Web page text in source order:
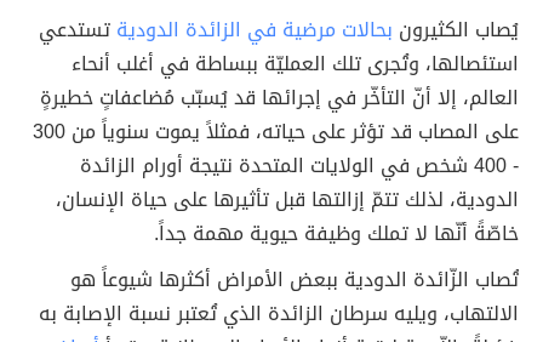
يُصاب الكثيرون بحالات مرضية في الزائدة الدوديةتستدعي
استئصالها، وتُجرى تلك العمليّة ببساطة في أغلب أنحاء
العالم، إلا أنّ التأخّر في إجرائها قد يُسبّب مُضاعفاتٍ خطيرةٍ
على المصاب قد تؤثر على حياته، فمثلاً يموت سنوياً من 300
- 400 شخص في الولايات المتحدة نتيجة أورام الزائدة
الدودية، لذلك تتمّ إزالتها قبل تأثيرها على حياة الإنسان،
خاصّةً أنّها لا تملك وظيفة حيوية مهمة جداً.
تُصاب الزّائدة الدودية ببعض الأمراض أكثرها شيوعاً هو
الالتهاب، ويليه سرطان الزائدة الذي تُعتبر نسبة الإصابة به